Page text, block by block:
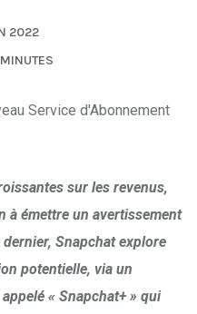
2022
sur les revenus,
à émettre un avertissement
Snapchat explore
potentielle, via un
« Snapchat+ » qui